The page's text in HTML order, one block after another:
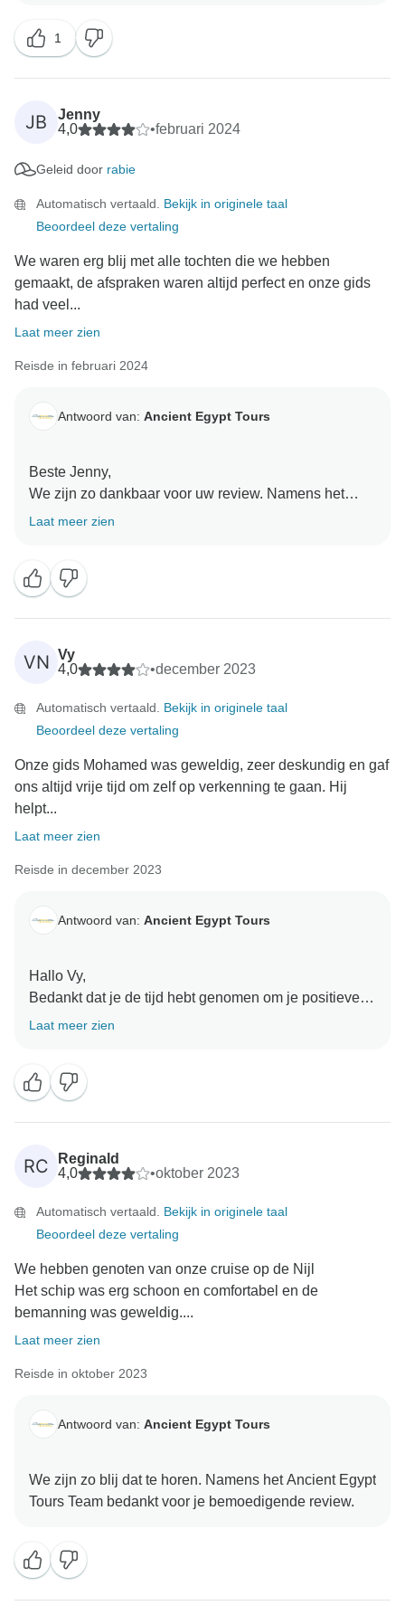
je hier binnenkort weer te mogen verwelkomen
Oude Egypte Tours Team
1
JB
Jenny
4,0
•februari 2024
Geleid door rabie
Automatisch vertaald. Bekijk in originele taal
Beoordeel deze vertaling
We waren erg blij met alle tochten die we hebben
gemaakt, de afspraken waren altijd perfect en onze gids
had veel...
Laat meer zien
Reisde in februari 2024
Antwoord van: Ancient Egypt Tours
Beste Jenny,
We zijn zo dankbaar voor uw review. Namens het
Ancient Egypt Tours Team hartelijk dank en hopelijk
Laat meer zien
VN Vy
4,0
•december 2023
Automatisch vertaald. Bekijk in originele taal
Beoordeel deze vertaling
Onze gids Mohamed was geweldig, zeer deskundig en gaf
ons altijd vrije tijd om zelf op verkenning te gaan. Hij
helpt...
Laat meer zien
Reisde in december 2023
Antwoord van: Ancient Egypt Tours
Hallo Vy,
Bedankt dat je de tijd hebt genomen om je positieve
ervaring met ons te delen. We zijn blij dat je van je
ervaring met ons hebt gehad. We kijken ernaar uit om
je hier binnenkort weer te mogen verwelkomen.
Oude Egypte Tours Team
Laat meer zien
RC
Reginald
4,0
•oktober 2023
Automatisch vertaald. Bekijk in originele taal
Beoordeel deze vertaling
We hebben genoten van onze cruise op de Nijl
Het schip was erg schoon en comfortabel en de
bemanning was geweldig....
Laat meer zien
Reisde in oktober 2023
Antwoord van: Ancient Egypt Tours
We zijn zo blij dat te horen. Namens het Ancient Egypt